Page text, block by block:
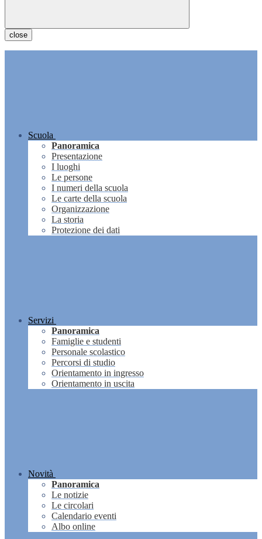
close
Scuola
Panoramica
Presentazione
I luoghi
Le persone
I numeri della scuola
Le carte della scuola
Organizzazione
La storia
Protezione dei dati
Servizi
Panoramica
Famiglie e studenti
Personale scolastico
Percorsi di studio
Orientamento in ingresso
Orientamento in uscita
Novità
Panoramica
Le notizie
Le circolari
Calendario eventi
Albo online